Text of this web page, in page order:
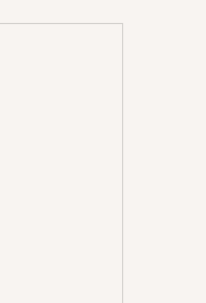
營養